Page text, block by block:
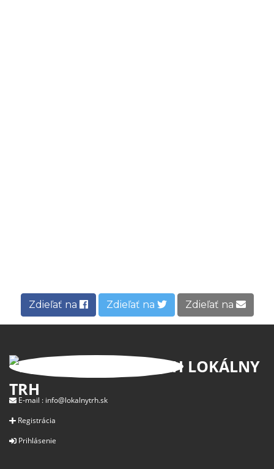
Zdieľať na Zdieľať na Zdieľať na
LOKÁLNY
TRH
E-mail : info@lokalnytrh.sk
Registrácia
Prihlásenie